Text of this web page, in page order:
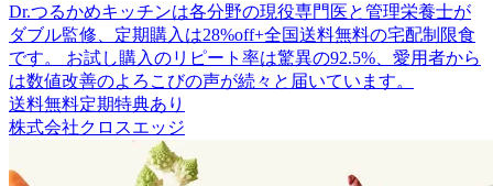
Dr.つるかめキッチンは各分野の現役専門医と管理栄養士が
ダブル監修、定期購入は28%off+全国送料無料の宅配制限食
です。 お試し購入のリピート率は驚異の92.5%、愛用者から
は数値改善のよろこびの声が続々と届いています。
送料無料定期特典あり
株式会社クロスエッジ